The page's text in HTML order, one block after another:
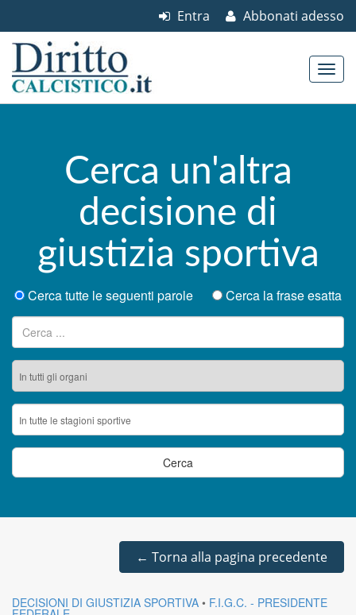
Abbonati adesso
Entra
Cerca un'altra
decisione di
giustizia sportiva
Cerca tutte le seguenti parole
Cerca la frase esatta
Ricerca per:
← Torna alla pagina precedente
DECISIONI DI GIUSTIZIA SPORTIVA • F.I.G.C. - PRESIDENTE